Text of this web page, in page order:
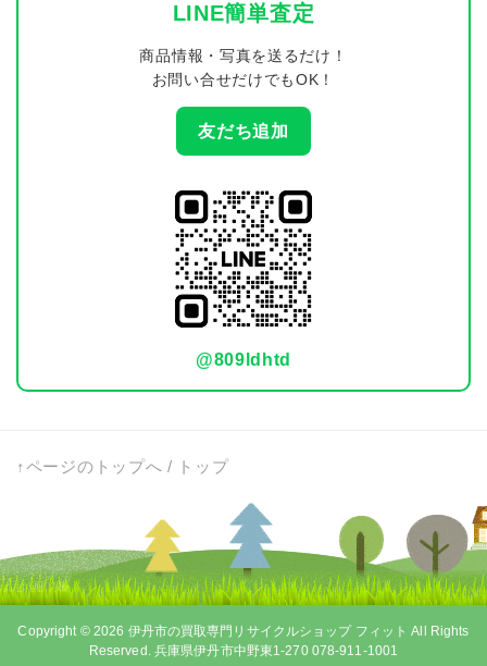
LINE簡単査定
商品情報・写真を送るだけ！
お問い合せだけでもOK！
友だち追加
@809ldhtd
↑ページのトップへ / トップ
Copyright © 2026 伊丹市の買取専門リサイクルショップ フィット All Rights
Reserved. 兵庫県伊丹市中野東1-270 078-911-1001